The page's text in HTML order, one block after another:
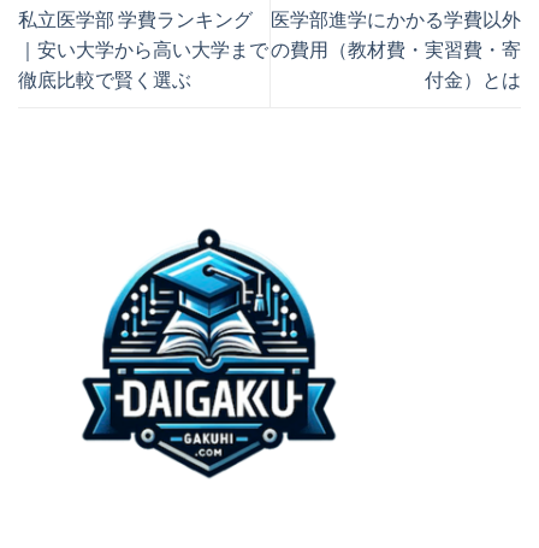
私立医学部 学費ランキング
｜安い大学から高い大学まで
徹底比較で賢く選ぶ
医学部進学にかかる学費以外
の費用（教材費・実習費・寄
付金）とは